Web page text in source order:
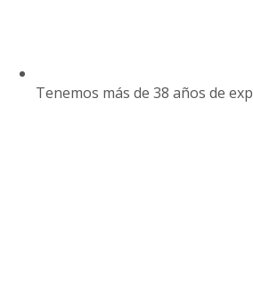
Tenemos más de 38 años de